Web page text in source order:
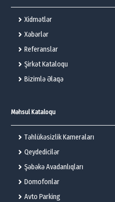
Xidmətlər
Xəbərlər
Referanslar
Şirkət Kataloqu
Bizimlə Əlaqə
Məhsul Kataloqu
Təhlükəsizlik Kameraları
Qeydedicilər
Şəbəkə Avadanlıqları
Domofonlar
Avto Parking